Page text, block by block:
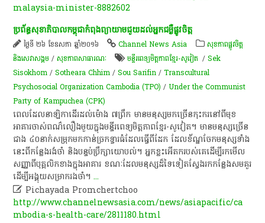
malaysia-minister-8882602
ប្រព័ន្ធសុខាភិបាលកម្ពុជាកំពុងព្យាយាមជួយដល់អ្នកជម្ងឺផ្លូវចិត្ត
ថ្ងៃទី ២៦ ខែឧសភា ឆ្នាំ២០១៦ Channel News Asia
សុខភាពផ្លូវចិត្ត
និងសេវាសង្គម /សុខ​ភាព​សា​ធា​រណៈ មន្ទីរ​ពេទ្យ​​មិត្ត​ភាពខ្មែ​រ​-​សូវៀត​ /Sek
Sisokhom /Sotheara Chhim /Sou Sarifin /Transcultural
Psychosocial Organization Cambodia (TPO) /Under the Communist
Party of Kampuchea (CPK)
ពេលដែលនាឡិកាដើរដល់ម៉ោង ៧ព្រឹក មានមនុស្សមកច្រើនកុះករនៅពីមុខ
អាគារចាស់ពណ៌លឿងមួយក្នុងមន្ទីរពេទ្យមិត្តភាពខ្មែរ-សូវៀត។ មានមនុស្សច្រើន
ជាង ៤០នាក់សម្រុកមកកាន់ច្រកទ្វារធំដែលធ្វើពីដែក ដែលខ័ណ្ឌចែកមនុស្សទាំង
នេះពីកន្លែងរង់ចាំ និងបន្ទប់ប្រឹក្សាយោបល់។ អ្នកខ្លះអើតករបស់គេដើម្បីរកមើល
សញ្ញាពីបុគ្គលិកខាងក្នុងអាគារ ខណៈដែលមនុស្សដ៏ទៃទៀតស្វែងរកកន្លែងសមគួរ
ដើម្បីអង្គុយសម្រាករងចាំ។...
 Pichayada Promchertchoo
http://www.channelnewsasia.com/news/asiapacific/ca
mbodia-s-health-care/2811180.html